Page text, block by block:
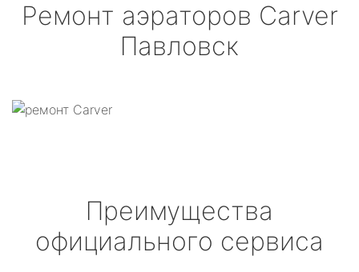
Ремонт аэраторов Carver
Павловск
Преимущества
официального сервиса